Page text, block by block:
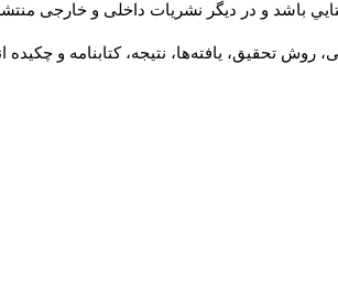
باشد و در دیگر نشریات داخلی و خارجی
تحقیق، یافته‌ها، نتیجه، کتابنامه و چکیده